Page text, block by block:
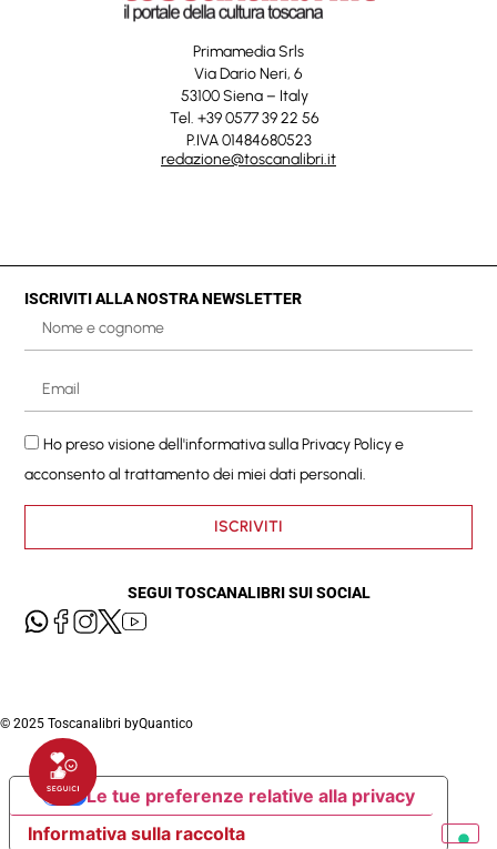
Primamedia Srls
Via Dario Neri, 6
53100 Siena – Italy
Tel. +39 0577 39 22 56
P.IVA 01484680523
redazione@toscanalibri.it
ISCRIVITI ALLA NOSTRA NEWSLETTER
Ho preso visione dell'informativa sullaPrivacy Policye
acconsento al trattamento dei miei dati personali.
ISCRIVITI
SEGUI TOSCANALIBRI SUI SOCIAL
© 2025 Toscanalibri byQuantico
Informativa sulla raccolta
Le tue preferenze relative alla privacy